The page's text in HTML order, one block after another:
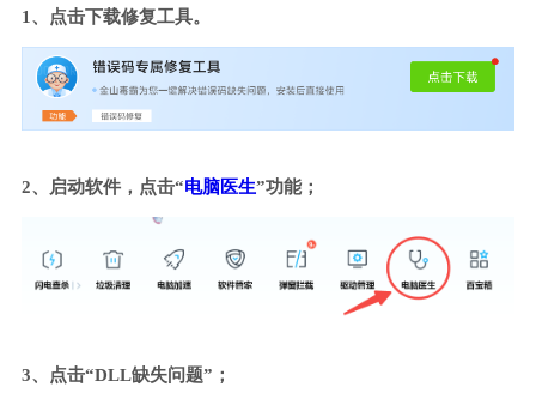
1、点击下载修复工具。
2、启动软件，点击“电脑医生”功能；
3、点击“DLL缺失问题”；